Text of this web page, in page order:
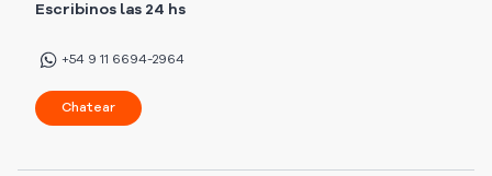
Escribinos las 24 hs
+54 9 11 6694-2964
Chatear